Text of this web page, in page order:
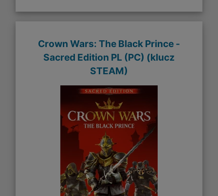
Crown Wars: The Black Prince -
Sacred Edition PL (PC) (klucz
STEAM)